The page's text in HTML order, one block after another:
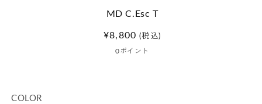
MD C.Esc T
通
¥8,800 (税込)
0ポイント
COLOR